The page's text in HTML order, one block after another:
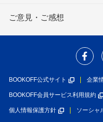
ご意見・ご感想
BOOKOFF公式サイト 企業
BOOKOFF会員サービス利用規約
個人情報保護方針 ソーシャ